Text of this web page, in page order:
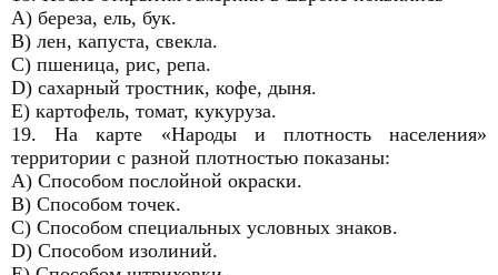
A) береза, ель, бук.
B) лен, капуста, свекла.
C) пшеница, рис, репа.
D) сахарный тростник, кофе, дыня.
E) картофель, томат, кукуруза.
19. На карте «Народы и плотность населения»
территории с разной плотностью показаны:
A) Способом послойной окраски.
B) Способом точек.
C) Способом специальных условных знаков.
D) Способом изолиний.